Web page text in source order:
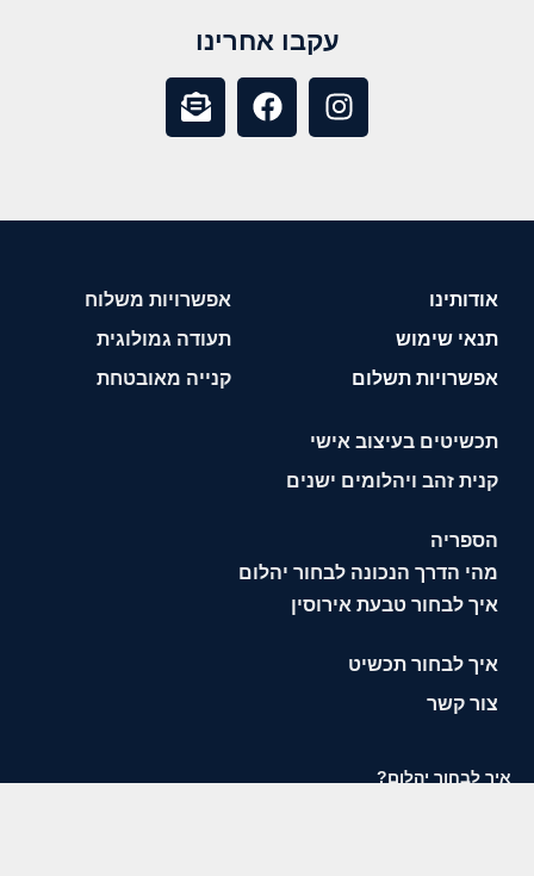
עקבו אחרינו
אודותינו
תנאי שימוש
אפשרויות תשלום
אפשרויות משלוח
תעודה גמולוגית
קנייה מאובטחת
תכשיטים בעיצוב אישי
קנית זהב ויהלומים ישנים
הספריה
מהי הדרך הנכונה לבחור יהלום
איך לבחור טבעת אירוסין
איך לבחור תכשיט
צור קשר
איך לבחור יהלום?